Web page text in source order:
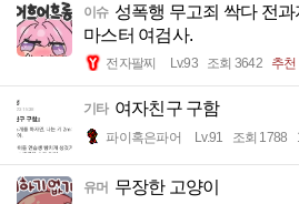
이슈 성폭행 무고죄 싹다 전
마스터 여검사.
전자팔찌 Lv.93 조회 3642 추천
기타 여자친구 구함
파이혹은파어 Lv.91 조회 1788
유머 무장한 고양이